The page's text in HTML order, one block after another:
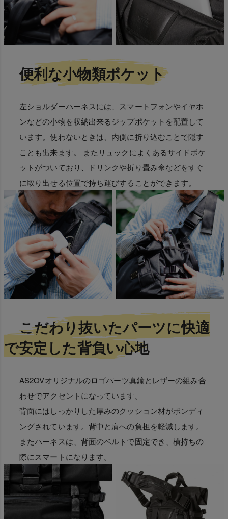
便利な小物類ポケット
左ショルダーハーネスには、スマートフォンやイヤホ
ンなどの小物を収納出来るジップポケットを配置して
います。使わないときは、内側に折り込むことで隠す
ことも出来ます。 またリュックによくあるサイドポケ
ットがついており、ドリンクや折り畳み傘などをすぐ
に取り出せる位置で持ち運びすることができます。
こだわり抜いたパーツに快適
で安定した背負い心地
AS2OVオリジナルのロゴパーツ真鍮とレザーの組み合
わせでアクセントになっています。
背面にはしっかりした厚みのクッション材がボンディ
ングされています。背中と肩への負担を軽減します。
またハーネスは、背面のベルトで固定でき、横持ちの
際にスマートになります。